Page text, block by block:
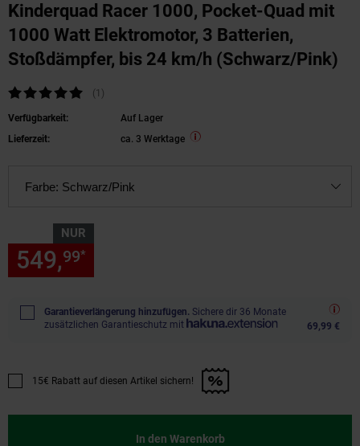
Kinderquad Racer 1000, Pocket-Quad mit
1000 Watt Elektromotor, 3 Batterien,
Stoßdämpfer, bis 24 km/h (Schwarz/Pink)
Kundenbewertung: 5 von 5 Sternen
(1 Kundenbewertungen
)
Verfügbarkeit:
Auf Lager
Lieferzeit:
ca. 3 Werktage
Farbe: Schwarz/Pink
NUR
549,99*
Garantieverlängerung hinzufügen. Sichere dir 36 Monate
zusätzlichen Garantieschutz mit
69,99 €
Promotion "15€ Rabatt auf diesen Artikel sichern!" anwenden
15€ Rabatt auf diesen Artikel sichern!
In den Warenkorb